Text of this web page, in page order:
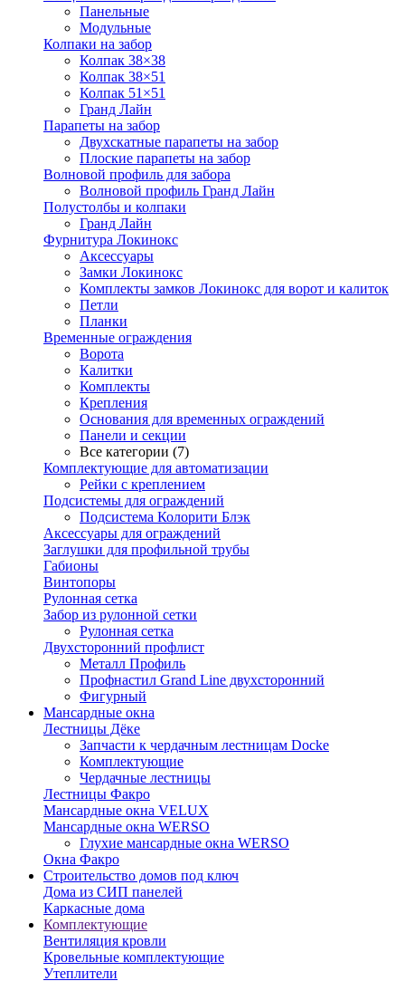
Панельные
Модульные
Колпаки на забор
Колпак 38×38
Колпак 38×51
Колпак 51×51
Гранд Лайн
Парапеты на забор
Двухскатные парапеты на забор
Плоские парапеты на забор
Волновой профиль для забора
Волновой профиль Гранд Лайн
Полустолбы и колпаки
Гранд Лайн
Фурнитура Локинокс
Аксессуары
Замки Локинокс
Комплекты замков Локинокс для ворот и калиток
Петли
Планки
Временные ограждения
Ворота
Калитки
Комплекты
Крепления
Основания для временных ограждений
Панели и секции
Все категории (7)
Комплектующие для автоматизации
Рейки с креплением
Подсистемы для ограждений
Подсистема Колорити Блэк
Аксессуары для ограждений
Заглушки для профильной трубы
Габионы
Винтопоры
Рулонная сетка
Забор из рулонной сетки
Рулонная сетка
Двухсторонний профлист
Металл Профиль
Профнастил Grand Line двухсторонний
Фигурный
Мансардные окна
Лестницы Дёке
Запчасти к чердачным лестницам Docke
Комплектующие
Чердачные лестницы
Лестницы Факро
Мансардные окна VELUX
Мансардные окна WERSO
Глухие мансардные окна WERSO
Окна Факро
Строительство домов под ключ
Дома из СИП панелей
Каркасные дома
Комплектующие
Вентиляция кровли
Кровельные комплектующие
Утеплители